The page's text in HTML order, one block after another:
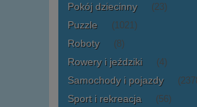
Pokój dziecinny (23)
Puzzle (1021)
Roboty (8)
Rowery i jeździki (4)
Samochody i pojazdy
Sport i rekreacja (56)